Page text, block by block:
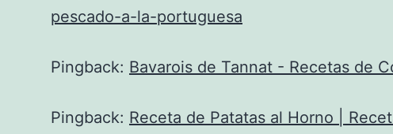
pescado-a-la-portuguesa
Pingback: Bavarois de Tannat - Recetas de
Pingback: Receta de Patatas al Horno |